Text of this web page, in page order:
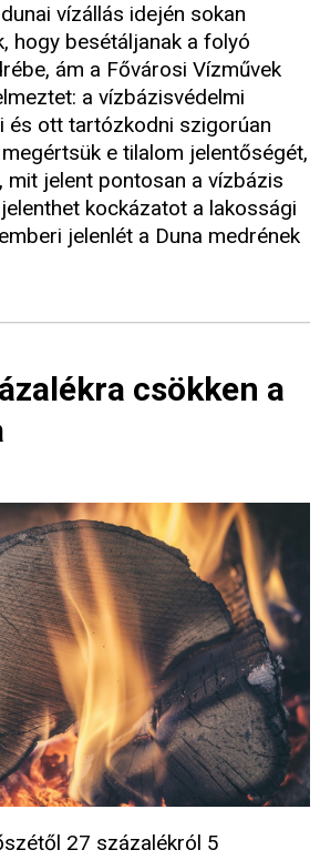
vízállás idején sokan
hogy besétáljanak a folyó
ám a Fővárosi Vízművek
a vízbázisvédelmi
és ott tartózkodni szigorúan
e tilalom jelentőségét,
mit jelent pontosan a vízbázis
kockázatot a lakossági
jelenlét a Duna medrének
csökken a
27 százalékról 5